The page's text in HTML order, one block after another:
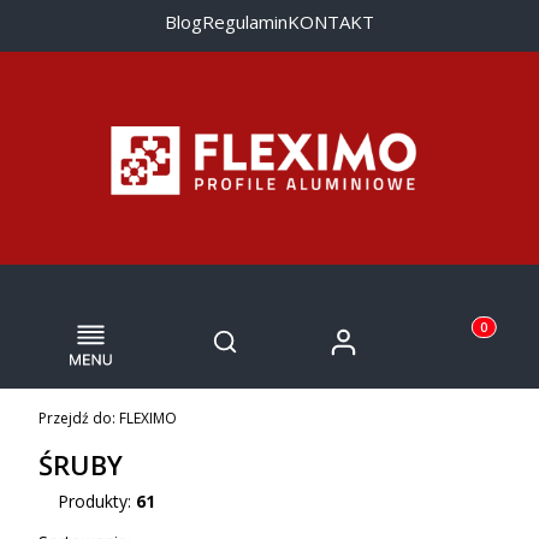
BlogRegulaminKONTAKT
Menu Otwórz wyszukiwarkę
Szukaj Zaloguj się Produkty
Koszyk
Przejdź do: FLEXIMO
ŚRUBY
Produkty: 61